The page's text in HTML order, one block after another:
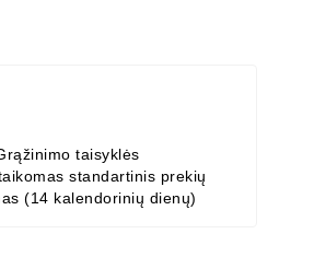
taisyklės
standartinis prekių
(14 kalendorinių dienų)